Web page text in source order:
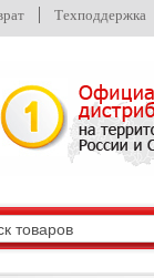
Техподдержка